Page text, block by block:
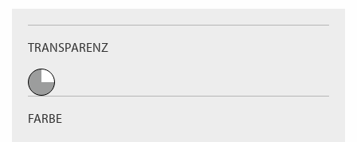
TRANSPARENZ
FARBE